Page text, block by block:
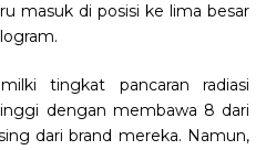
masuk di posisi ke lima besar
tingkat pancaran radiasi
dengan membawa 8 dari
dari brand mereka. Namun,